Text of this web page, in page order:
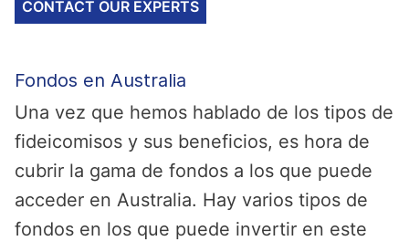
CONTACT OUR EXPERTS
Fondos en Australia
Una vez que hemos hablado de los tipos de
fideicomisos y sus beneficios, es hora de
cubrir la gama de fondos a los que puede
acceder en Australia. Hay varios tipos de
fondos en los que puede invertir en este